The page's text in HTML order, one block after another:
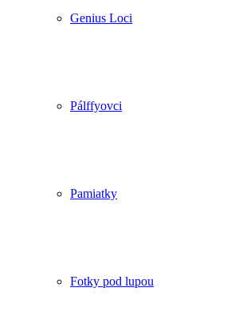
Genius Loci
Pálffyovci
Pamiatky
Fotky pod lupou